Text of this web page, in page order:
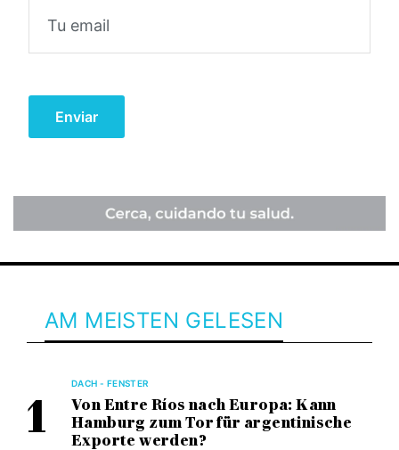
AM MEISTEN GELESEN
DACH - FENSTER
Von Entre Ríos nach Europa: Kann
Hamburg zum Tor für argentinische
Exporte werden?